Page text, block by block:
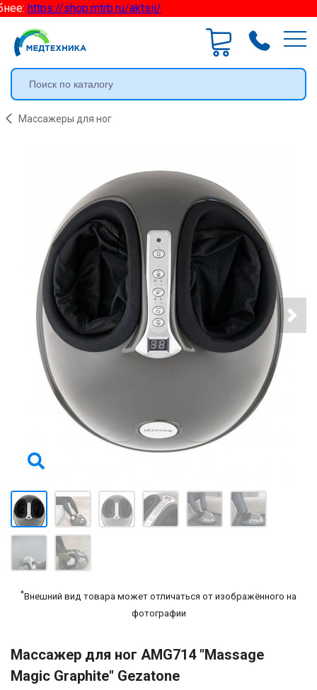
https://shop.mtrb.ru/aktsii/
Массажеры для ног
*Внешний вид товара может отличаться от изображённого на
фотографии
Массажер для ног AMG714 "Massage
Magic Graphite" Gezatone